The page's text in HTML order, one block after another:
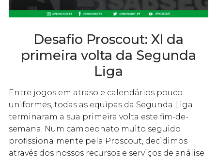
Desafio Proscout: XI da
primeira volta da Segunda
Liga
Entre jogos em atraso e calendários pouco
uniformes, todas as equipas da Segunda Liga
terminaram a sua primeira volta este fim-de-
semana. Num campeonato muito seguido
profissionalmente pela Proscout, decidimos
através dos nossos recursos e serviços de análise